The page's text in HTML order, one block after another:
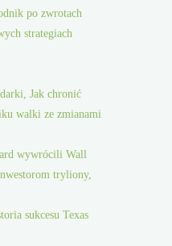
po zwrotach
strategiach
Jak chronić
walki ze zmianami
wywrócili Wall
tryliony,
sukcesu Texas